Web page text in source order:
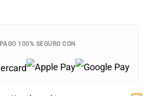
PAGO 100% SEGURO CON